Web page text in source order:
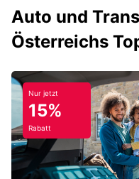
Auto und
Österreichs
Nur jetzt
15%
Rabatt